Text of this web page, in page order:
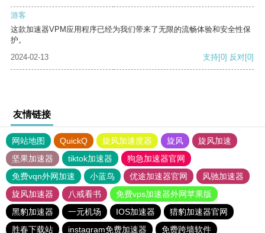
游客
这款加速器VPM应用程序已经为我们带来了无限的流畅体验和安全性保
护。
2024-02-13
支持[0] 反对[0]
友情链接
网站地图 QuickQ 旋风加速度器 旋风
旋风加速
坚果加速器
tiktok加速器
狗急加速器官网
免费vqn外网加速
小蓝鸟 优途加速器官网
风驰加速器
旋风加速器
八戒看书
免费vps加速器外网苹果版
黑豹加速器
一元机场 IOS加速器
猎豹加速器官网
胜春下载站
instagram免费加速器 免费跨墙软件